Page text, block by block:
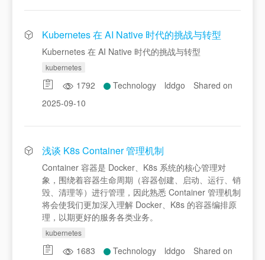
Kubernetes 在 AI Native 时代的挑战与转型
Kubernetes 在 AI Native 时代的挑战与转型
kubernetes
1792 Technology lddgo
Shared on
2025-09-10
浅谈 K8s Container 管理机制
Container 容器是 Docker、K8s 系统的核心管理对
象，围绕着容器生命周期（容器创建、启动、运行、销
毁、清理等）进行管理，因此熟悉 Container 管理机制
将会使我们更加深入理解 Docker、K8s 的容器编排原
理，以期更好的服务各类业务。
kubernetes
1683 Technology lddgo Shared on